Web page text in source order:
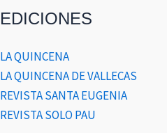
EDICIONES
LA QUINCENA
LA QUINCENA DE VALLECAS
REVISTA SANTA EUGENIA
REVISTA SOLO PAU